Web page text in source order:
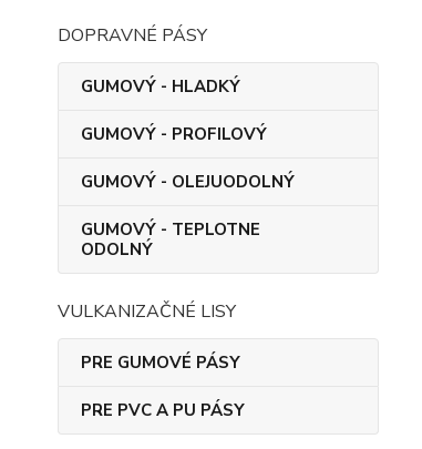
DOPRAVNÉ PÁSY
GUMOVÝ - HLADKÝ
GUMOVÝ - PROFILOVÝ
GUMOVÝ - OLEJUODOLNÝ
GUMOVÝ - TEPLOTNE
ODOLNÝ
VULKANIZAČNÉ LISY
PRE GUMOVÉ PÁSY
PRE PVC A PU PÁSY